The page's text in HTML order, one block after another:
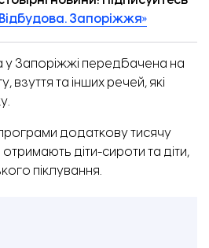
Запоріжжя»
Запоріжжі передбачена на
взуття та інших речей, які
додаткову тисячу
діти-сироти та діти,
піклування.